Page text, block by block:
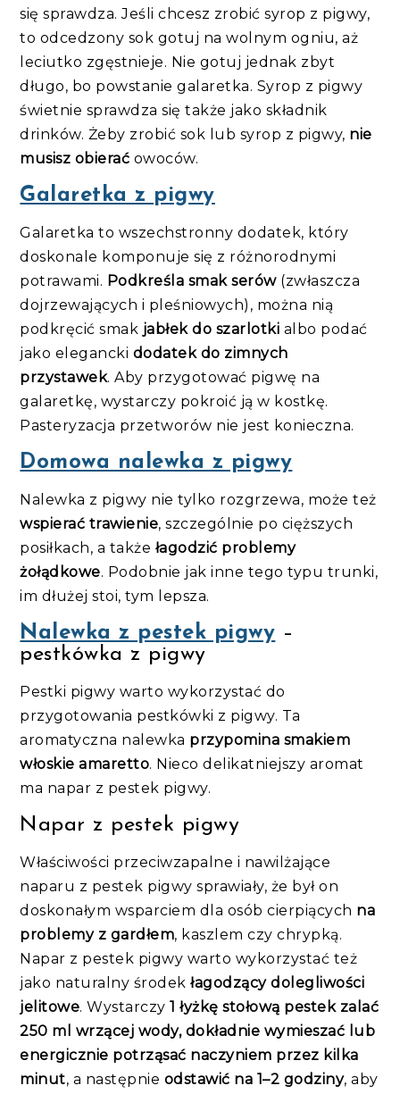
się sprawdza. Jeśli chcesz zrobić syrop z pigwy,
to odcedzony sok gotuj na wolnym ogniu, aż
leciutko zgęstnieje. Nie gotuj jednak zbyt
długo, bo powstanie galaretka. Syrop z pigwy
świetnie sprawdza się także jako składnik
drinków. Żeby zrobić sok lub syrop z pigwy, nie
musisz obierać owoców.
Galaretka z pigwy
Galaretka to wszechstronny dodatek, który
doskonale komponuje się z różnorodnymi
potrawami. Podkreśla smak serów(zwłaszcza
dojrzewających i pleśniowych), można nią
podkręcić smak jabłek do szarlotki albo podać
jako elegancki dodatek do zimnych
przystawek. Aby przygotować pigwę na
galaretkę, wystarczy pokroić ją w kostkę.
Pasteryzacja przetworów nie jest konieczna.
Domowa nalewka z pigwy
Nalewka z pigwy nie tylko rozgrzewa, może też
wspierać trawienie, szczególnie po cięższych
posiłkach, a także łagodzić problemy
żołądkowe. Podobnie jak inne tego typu trunki,
im dłużej stoi, tym lepsza.
Nalewka z pestek pigwy –
pestkówka z pigwy
Pestki pigwy warto wykorzystać do
przygotowania pestkówki z pigwy. Ta
aromatyczna nalewka przypomina smakiem
włoskie amaretto. Nieco delikatniejszy aromat
ma napar z pestek pigwy.
Napar z pestek pigwy
Właściwości przeciwzapalne i nawilżające
naparu z pestek pigwy sprawiały, że był on
doskonałym wsparciem dla osób cierpiących na
problemy z gardłem, kaszlem czy chrypką.
Napar z pestek pigwy warto wykorzystać też
jako naturalny środekłagodzący dolegliwości
jelitowe. Wystarczy1 łyżkę stołową pestek zalać
250 ml wrzącej wody, dokładnie wymieszać lub
energicznie potrząsać naczyniem przez kilka
minut, a następnie odstawić na 1–2 godziny, aby